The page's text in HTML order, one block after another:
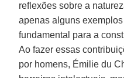
reflexões sobre a
apenas alguns
fundamental para a
Ao fazer essas
por homens, Émilie du